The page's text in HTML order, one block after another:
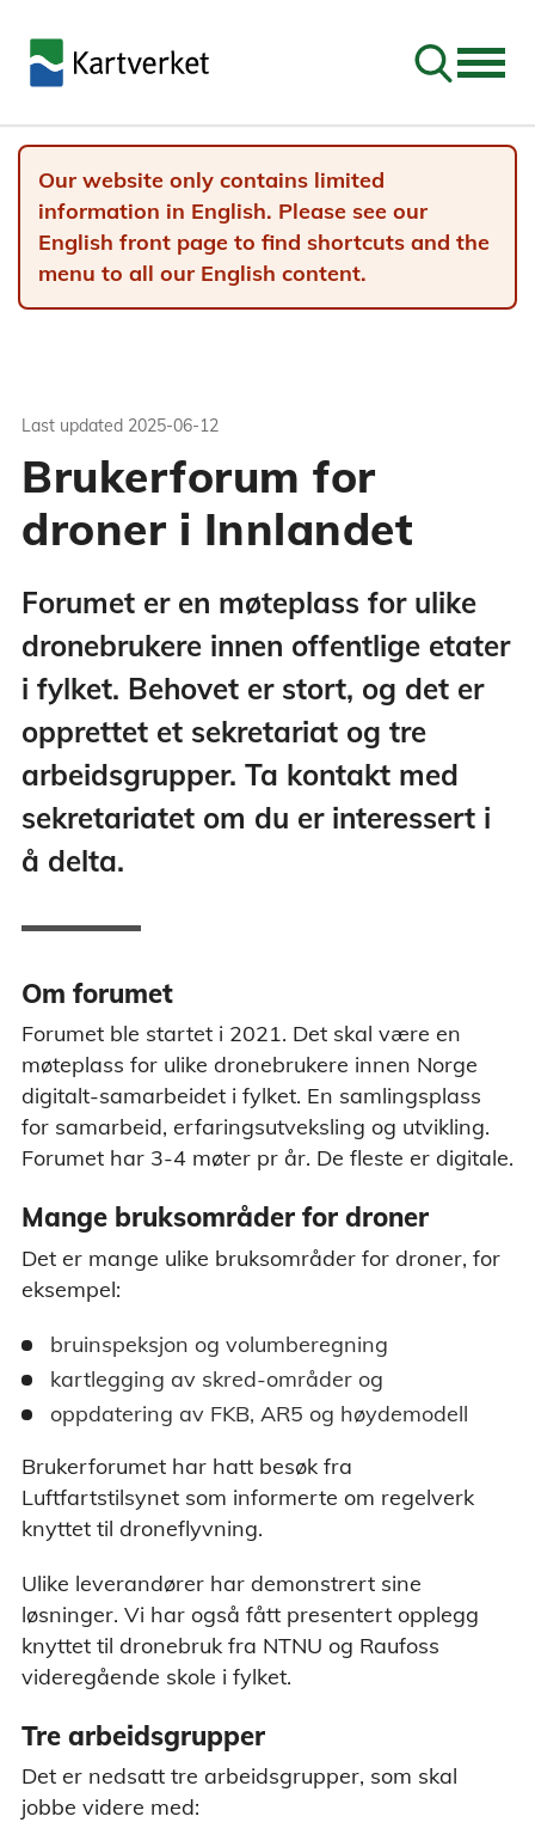
Go to
Our website only contains limited
information in English. Please see our
English front page to find shortcuts and the
menu to all our English content.
Last updated 2025-06-12
Brukerforum for
droner i Innlandet
Forumet er en møteplass for ulike
dronebrukere innen offentlige etater
i fylket. Behovet er stort, og det er
opprettet et sekretariat og tre
arbeidsgrupper. Ta kontakt med
sekretariatet om du er interessert i
å delta.
Om forumet
Forumet ble startet i 2021. Det skal være en
møteplass for ulike dronebrukere innen Norge
digitalt-samarbeidet i fylket. En samlingsplass
for samarbeid, erfaringsutveksling og utvikling.
Forumet har 3-4 møter pr år. De fleste er digitale.
Mange bruksområder for droner
Det er mange ulike bruksområder for droner, for
eksempel:
bruinspeksjon og volumberegning
kartlegging av skred-områder og
oppdatering av FKB, AR5 og høydemodell
Brukerforumet har hatt besøk fra
Luftfartstilsynet som informerte om regelverk
knyttet til droneflyvning.
Ulike leverandører har demonstrert sine
løsninger. Vi har også fått presentert opplegg
knyttet til dronebruk fra NTNU og Raufoss
videregående skole i fylket.
Tre arbeidsgrupper
Det er nedsatt tre arbeidsgrupper, som skal
jobbe videre med: